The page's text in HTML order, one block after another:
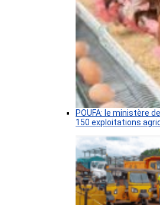
POUFA: le ministère
150 exploitations